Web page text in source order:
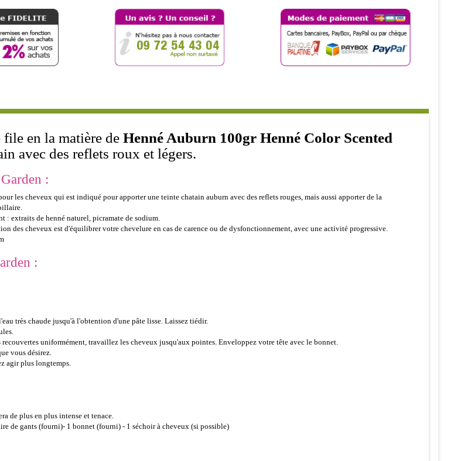
en la matière de Henné Auburn 100gr Henné Color Scented
avec des reflets roux et légers.
:
les cheveux qui est indiqué pour apporter une teinte chatain auburn avec des reflets rouges, mais aussi apporter de la
extraits de henné naturel, picramate de sodium.
des cheveux est d'équilibrer votre chevelure en cas de carence ou de dysfonctionnement, avec une activité progressive.
:
très chaude jusqu'à l'obtention d'une pâte lisse. Laissez tiédir.
uniformément, travaillez les cheveux jusqu'aux pointes. Enveloppez votre tête avec le bonnet.
vous désirez.
agir plus longtemps.
de plus en plus intense et tenace.
de gants (fourni)- 1 bonnet (fourni) - 1 séchoir à cheveux (si possible)